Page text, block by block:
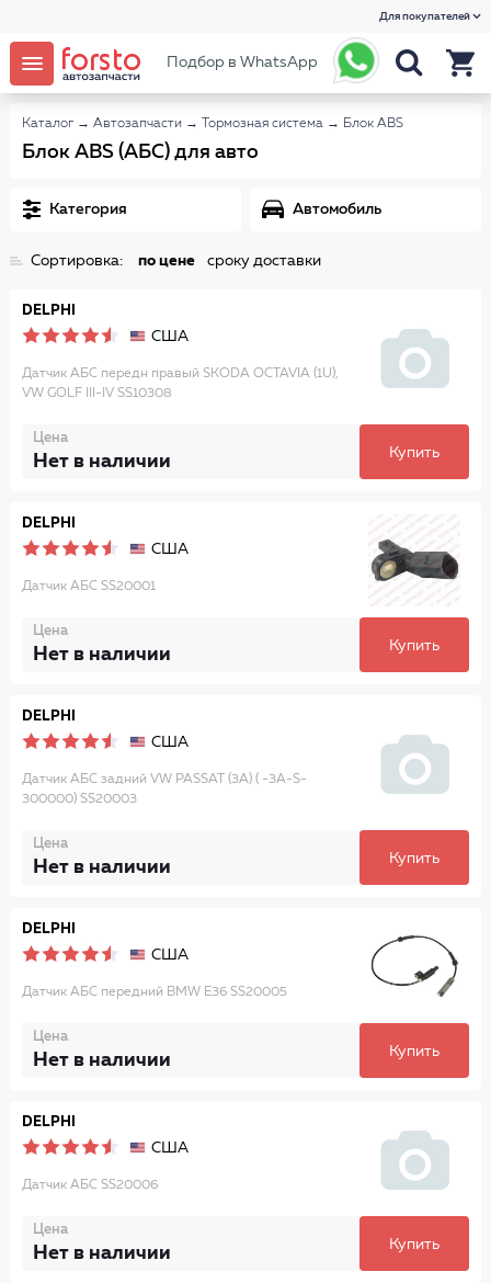
Для покупателей
Подбор в WhatsApp
Каталог → Автозапчасти → Тормозная система → Блок ABS
Блок ABS (АБС) для авто
Категория Автомобиль
Сортировка: по цене сроку доставки
DELPHI
США
Датчик АБС передн правый SKODA OCTAVIA (1U),
VW GOLF III-IV SS10308
Цена
Нет в наличии Купить
DELPHI
США
Датчик АБС SS20001
Цена
Нет в наличии Купить
DELPHI
США
Датчик АБС задний VW PASSAT (3A) ( -3A-S-
300000) SS20003
Цена
Нет в наличии Купить
DELPHI
США
Датчик АБС передний BMW E36 SS20005
Цена
Нет в наличии Купить
DELPHI
США
Датчик АБС SS20006
Цена
Нет в наличии Купить